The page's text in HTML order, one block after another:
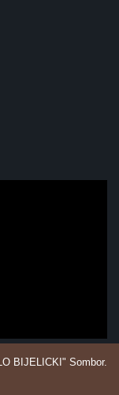
BIJELICKI" Sombor.